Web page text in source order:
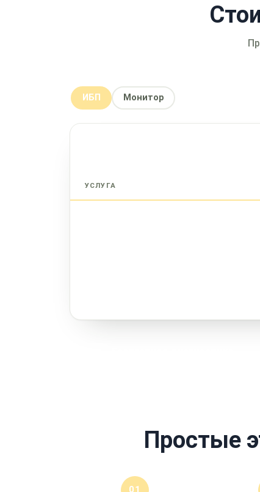
ИБП Монитор
УСЛУГА
Простые
01